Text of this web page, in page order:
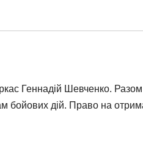
Геннадій Шевченко.
бойових дій. Право на